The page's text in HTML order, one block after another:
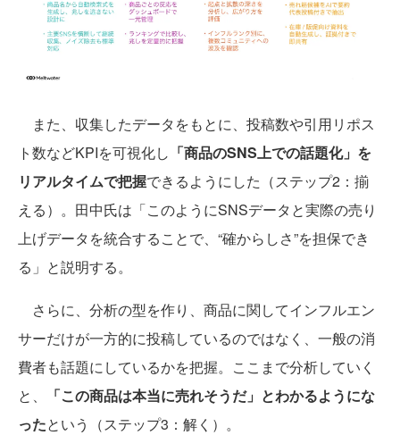
また、収集したデータをもとに、投稿数や引用リポス
ト数などKPIを可視化し 「商品のSNS上での話題化」を
リアルタイムで把握できるようにした（ステップ2：揃
える）。田中氏は「このようにSNSデータと実際の売り
上げデータを統合することで、“確からしさ”を担保でき
る」と説明する。
さらに、分析の型を作り、商品に関してインフルエン
サーだけが一方的に投稿しているのではなく、一般の消
費者も話題にしているかを把握。ここまで分析していく
と、
「この商品は本当に売れそうだ」とわかるようにな
ったという（ステップ3：解く）。